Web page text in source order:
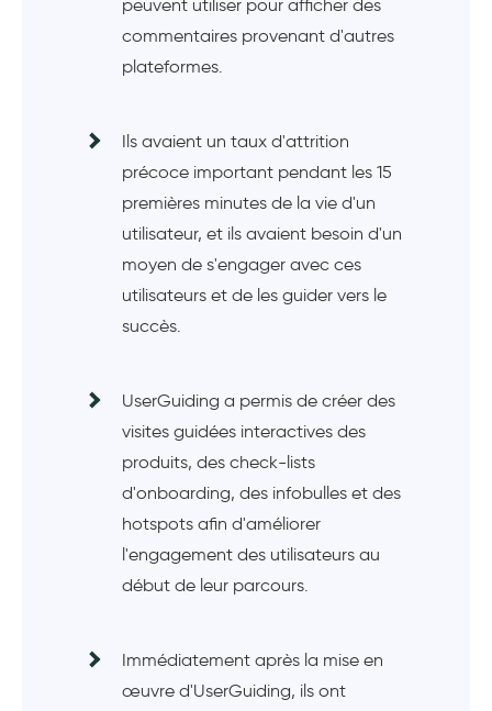
peuvent utiliser pour afficher des
commentaires provenant d'autres
plateformes.
Ils avaient un taux d'attrition
précoce important pendant les 15
premières minutes de la vie d'un
utilisateur, et ils avaient besoin d'un
moyen de s'engager avec ces
utilisateurs et de les guider vers le
succès.
UserGuiding a permis de créer des
visites guidées interactives des
produits, des check-lists
d'onboarding, des infobulles et des
hotspots afin d'améliorer
l'engagement des utilisateurs au
début de leur parcours.
Immédiatement après la mise en
œuvre d'UserGuiding, ils ont